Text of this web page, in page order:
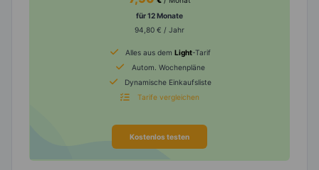
für 12 Monate
94,80 € / Jahr
Alles aus dem Light-Tarif
Autom. Wochenpläne
Dynamische Einkaufsliste
Tarife vergleichen
Kostenlos testen